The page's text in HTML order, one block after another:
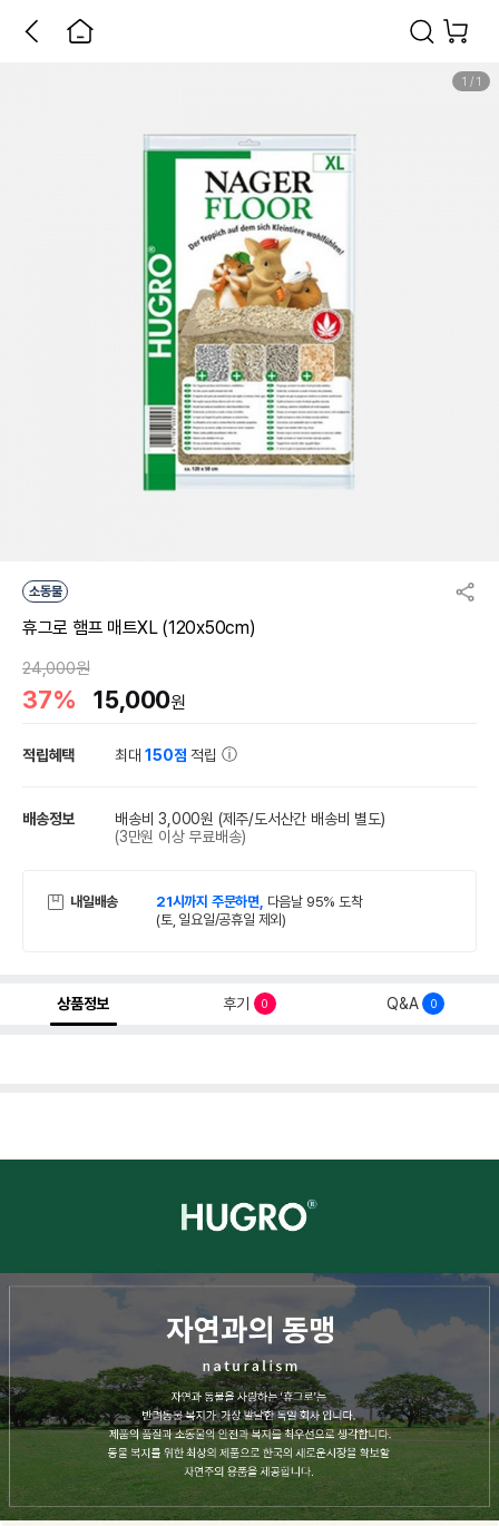
1 / 1
소동물
휴그로 햄프 매트XL (120x50cm)
24,000원
37% 15,000원
적립혜택 최대150점 적립
배송정보 배송비 3,000원 (제주/도서산간 배송비 별도)
(3만원 이상 무료배송)
내일배송 21시까지 주문하면, 다음날 95% 도착
(토, 일요일/공휴일 제외)
상품정보 후기 0 Q&A 0